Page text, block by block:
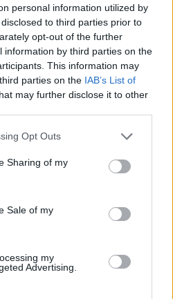
personal information utilized by
to third parties prior to
opt-out of the further
information by third parties on the
This information may
parties on the IAB’s List of
may further disclose it to other
Opt Outs
Sharing of my
Sale of my
my
Advertising.
Sono interventi
in situazioni
diagosto